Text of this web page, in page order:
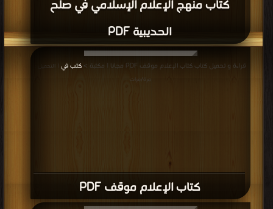
كتاب منهج الإعلام الإسلامي في صلح
الحديبية PDF
كتاب الإعلام موقف PDF
قراءة و تحميل كتاب كتاب الإعلام موقف PDF مجانا | مكتبة > كتب في | التحميل :
مرة/مرات